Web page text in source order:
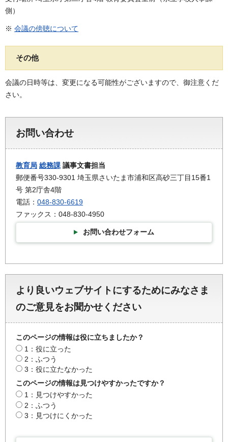
側）
※ 会議の傍聴について
その他
会議の日時等は、変更になる可能性がございますので、御注意くだ
さい。
お問い合わせ
教育局 総務課 議事文書担当
郵便番号330-9301 埼玉県さいたま市浦和区高砂三丁目15番1
号 第2庁舎4階
電話： 048-830-6619
ファックス：048-830-4950
お問い合わせフォーム
より良いウェブサイトにするためにみなさま
のご意見をお聞かせください
このページの情報は役に立ちましたか？
1：役に立った
2：ふつう
3：役に立たなかった
このページの情報は見つけやすかったですか？
1：見つけやすかった
2：ふつう
3：見つけにくかった